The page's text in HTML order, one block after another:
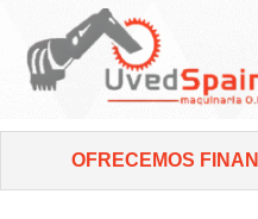
OFRECEMOS